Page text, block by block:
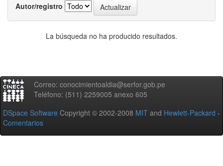
Autor/registro
La búsqueda no ha producido resultados.
Correo: conocimientoaldia@serfor.gob.pe
Teléfono: (511) 2259005 anexo 605
DSpace Software Copyright © 2002-2008 MIT and Hewlett-Packard -
Comentarios